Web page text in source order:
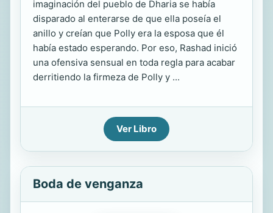
imaginación del pueblo de Dharia se había
disparado al enterarse de que ella poseía el
anillo y creían que Polly era la esposa que él
había estado esperando. Por eso, Rashad inició
una ofensiva sensual en toda regla para acabar
derritiendo la firmeza de Polly y ...
Ver Libro
Boda de venganza